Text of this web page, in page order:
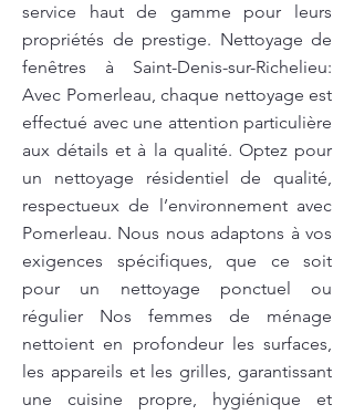
service haut de gamme pour leurs
propriétés de prestige. Nettoyage de
fenêtres à Saint-Denis-sur-Richelieu:
Avec Pomerleau, chaque nettoyage est
effectué avec une attention particulière
aux détails et à la qualité. Optez pour
un nettoyage résidentiel de qualité,
respectueux de l’environnement avec
Pomerleau. Nous nous adaptons à vos
exigences spécifiques, que ce soit
pour un nettoyage ponctuel ou
régulier Nos femmes de ménage
nettoient en profondeur les surfaces,
les appareils et les grilles, garantissant
une cuisine propre, hygiénique et